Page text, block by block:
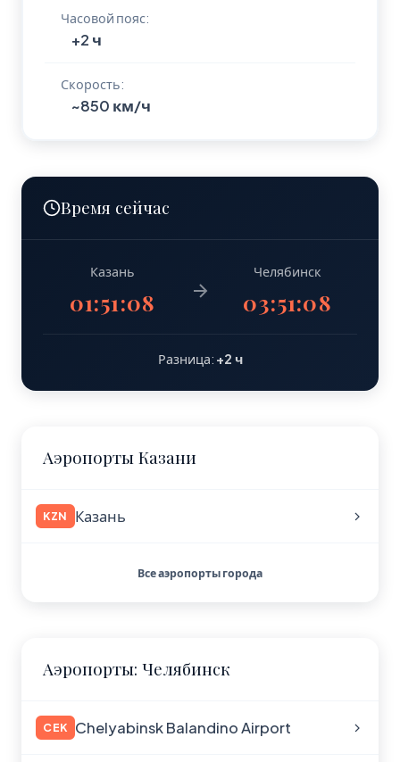
Часовой пояс:
+2 ч
Скорость:
~850 км/ч
Время сейчас
Казань
01:51:09
Челябинск
03:51:09
Разница: +2 ч
Аэропорты Казани
KZN Казань
Все аэропорты города
Аэропорты: Челябинск
CEK Chelyabinsk Balandino Airport